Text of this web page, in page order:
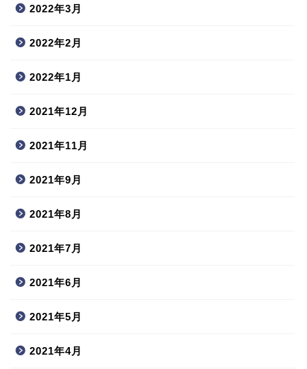
2022年3月
2022年2月
2022年1月
2021年12月
2021年11月
2021年9月
2021年8月
2021年7月
2021年6月
2021年5月
2021年4月